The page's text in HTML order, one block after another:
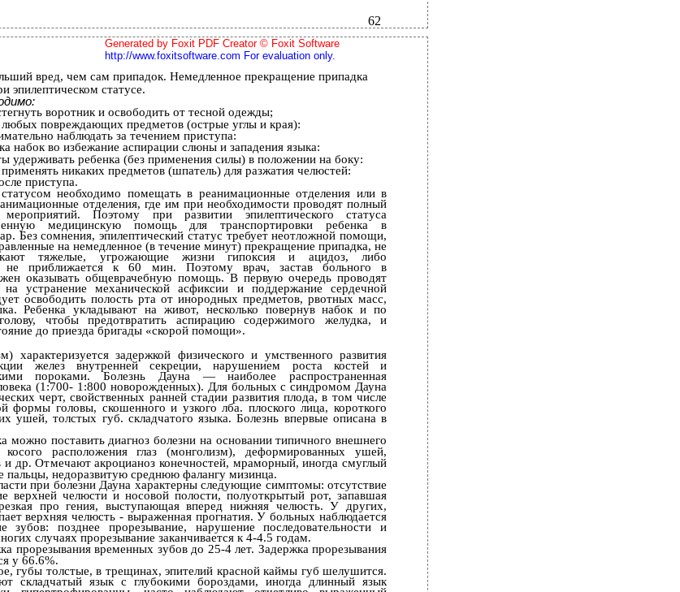
62
Generated by Foxit PDF Creator © Foxit Software
http://www.foxitsoftware.com For evaluation only.
вред, чем сам припадок. Немедленное прекращение припадка
эпилептическом статусе.
воротник и освободить от тесной одежды;
любых повреждающих предметов (острые углы и края):
наблюдать за течением приступа:
набок во избежание аспирации слюны и западения языка:
удерживать ребенка (без применения силы) в положении на боку:
никаких предметов (шпатель) для разжатия челюстей:
приступа.
необходимо помещать в реанимационные отделения или в
отделения, где им при необходимости проводят полный
Поэтому при развитии эпилептического статуса
медицинскую помощь для транспортировки ребенка в
Без сомнения, эпилептический статус требует неотложной помощи,
на немедленное (в течение минут) прекращение припадка, не
тяжелые, угрожающие жизни гипоксия и ацидоз, либо
не приближается к 60 мин. Поэтому врач, застав больного в
оказывать общеврачебную помощь. В первую очередь проводят
на устранение механической асфиксии и поддержание сердечной
освободить полость рта от инородных предметов, рвотных масс,
Ребенка укладывают на живот, несколько повернув набок и по
чтобы предотвратить аспирацию содержимого желудка, и
до приезда бригады «скорой помощи».
характеризуется задержкой физического и умственного развития
желез внутренней секреции, нарушением роста костей и
пороками. Болезнь Дауна — наиболее распространенная
(1:700- 1:800 новорожденных). Для больных с синдромом Дауна
черт, свойственных ранней стадии развития плода, в том числе
формы головы, скошенного и узкого лба. плоского лица, короткого
ушей, толстых губ. складчатого языка. Болезнь впервые описана в
можно поставить диагноз болезни на основании типичного внешнего
косого расположения глаз (монголизм), деформированных ушей,
др. Отмечают акроцианоз конечностей, мраморный, иногда смуглый
пальцы, недоразвитую среднюю фалангу мизинца.
при болезни Дауна характерны следующие симптомы: отсутствие
верхней челюсти и носовой полости, полуоткрытый рот, запавшая
про гения, выступающая вперед нижняя челюсть. У других,
верхняя челюсть - выраженная прогнатия. У больных наблюдается
зубов: позднее прорезывание, нарушение последовательности и
случаях прорезывание заканчивается к 4-4.5 годам.
прорезывания временных зубов до 25-4 лет. Задержка прорезывания
у 66.6%.
губы толстые, в трещинах, эпителий красной каймы губ шелушится.
складчатый язык с глубокими бороздами, иногда длинный язык